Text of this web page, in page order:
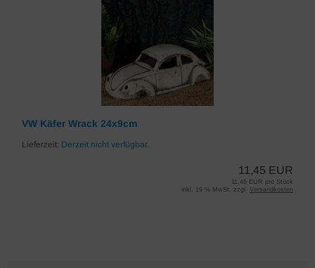
VW Käfer Wrack 24x9cm
Lieferzeit: Derzeit nicht verfügbar.
11,45 EUR
11,45 EUR pro Stück
inkl. 19 % MwSt. zzgl. Versandkosten